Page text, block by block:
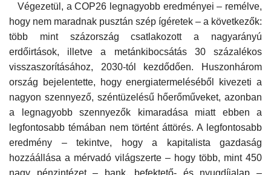
Végezetül, a COP26 legnagyobb eredményei – remélve,
hogy nem maradnak pusztán szép ígéretek – a következők:
több mint százország csatlakozott a nagyarányú
erdőirtások, illetve a metánkibocsátás 30 százalékos
visszaszorításához, 2030-tól kezdődően. Huszonhárom
ország bejelentette, hogy energiatermeléséből kivezeti a
nagyon szennyező, széntüzelésű hőerőműveket, azonban
a legnagyobb szennyezők kimaradása miatt ebben a
legfontosabb témában nem történt áttörés. A legfontosabb
eredmény – tekintve, hogy a kapitalista gazdaság
hozzáállása a mérvadó világszerte – hogy több, mint 450
nagy pénzintézet – bank, befektető- és nyugdíjalap –